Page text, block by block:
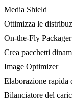
Media Shield
Ottimizza le
On-the-Fly Packager
Crea pacchetti
Image Optimizer
Elaborazione rapida
Bilanciatore del